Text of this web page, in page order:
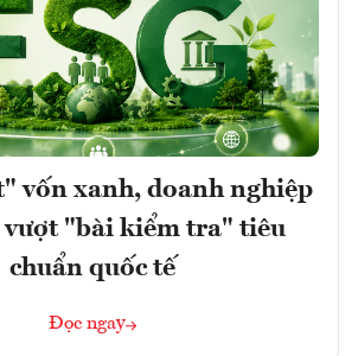
vốn xanh, doanh nghiệp
vượt "bài kiểm tra" tiêu
chuẩn quốc tế
Đọc ngay